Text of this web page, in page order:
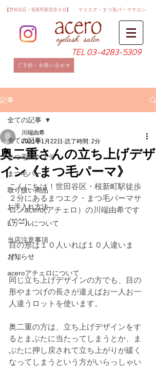
​【世田谷区・桜新町駅徒歩２分】
TEL 03-4283-5309
​マツエク・まつ毛パーマサロン
ご予約・お問い合わせ
記事
全ての記事
まつ毛エクステ
まつ毛パーマ
取り扱い商品
お手入れ方法
Lカールについて
当店注意事項
お知らせ
aceroアチェロについて
全ての記事
奥二重さんの立ち上げデザ
イン《まつ毛パーマ》
川端由希
2021年1月22日 読了時間: 2分
こんにちは！世田谷区・桜新町駅徒歩
２分にあるまつエク・まつ毛パーマサ
ロンacero(アチェロ）の川端由希です
(*^^*)
目の形は１０人いれば１０人違いま
す。
同じ立ち上げデザインの方でも、目の
形やまつげの長さが違えばお一人お一
人違うロットを使います。
奥二重の方は、立ち上げデザインをす
るとまぶたに当たってしまうとか、ま
ぶたに押し戻されて立ち上がりが緩く
なってしまうという方がいらっしゃい